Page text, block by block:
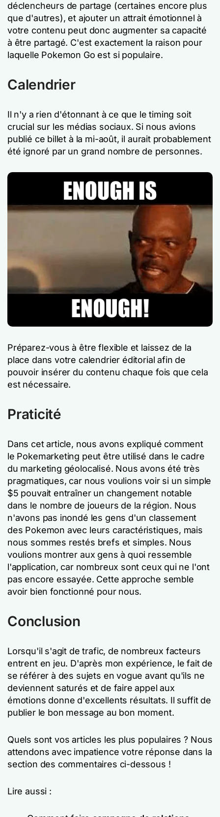
déclencheurs de partage (certaines encore plus
que d'autres), et ajouter un attrait émotionnel à
votre contenu peut donc augmenter sa capacité
à être partagé. C'est exactement la raison pour
laquelle Pokemon Go est si populaire.
Calendrier
Il n'y a rien d'étonnant à ce que le timing soit
crucial sur les médias sociaux. Si nous avions
publié ce billet à la mi-août, il aurait probablement
été ignoré par un grand nombre de personnes.
Préparez-vous à être flexible et laissez de la
place dans votre calendrier éditorial afin de
pouvoir insérer du contenu chaque fois que cela
est nécessaire.
Praticité
Dans cet article, nous avons expliqué comment
le Pokemarketing peut être utilisé dans le cadre
du marketing géolocalisé. Nous avons été très
pragmatiques, car nous voulions voir si un simple
$5 pouvait entraîner un changement notable
dans le nombre de joueurs de la région. Nous
n'avons pas inondé les gens d'un classement
des Pokemon avec leurs caractéristiques, mais
nous sommes restés brefs et simples. Nous
voulions montrer aux gens à quoi ressemble
l'application, car nombreux sont ceux qui ne l'ont
pas encore essayée. Cette approche semble
avoir bien fonctionné pour nous.
Conclusion
Lorsqu'il s'agit de trafic, de nombreux facteurs
entrent en jeu. D'après mon expérience, le fait de
se référer à des sujets en vogue avant qu'ils ne
deviennent saturés et de faire appel aux
émotions donne d'excellents résultats. Il suffit de
publier le bon message au bon moment.
Quels sont vos articles les plus populaires ? Nous
attendons avec impatience votre réponse dans la
section des commentaires ci-dessous !
Lire aussi :